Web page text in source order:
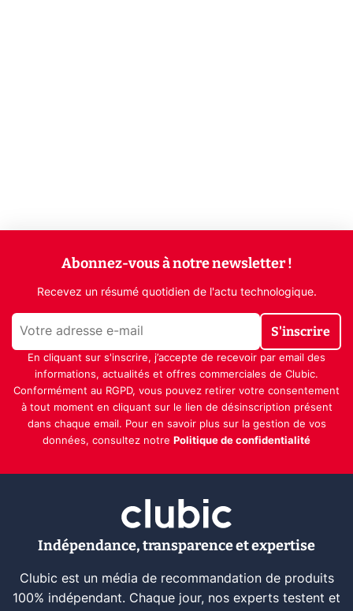
Abonnez-vous à notre newsletter !
Recevez un résumé quotidien de l'actu technologique.
S'inscrire
En cliquant sur s'inscrire, j’accepte de recevoir par email des
informations, actualités et offres commerciales de Clubic.
Conformément au RGPD, vous pouvez retirer votre consentement
à tout moment en cliquant sur le lien de désinscription présent
dans chaque email. Pour en savoir plus sur la gestion de vos
données, consultez notre Politique de confidentialité
Indépendance, transparence et expertise
Clubic est un média de recommandation de produits
100% indépendant. Chaque jour, nos experts testent et